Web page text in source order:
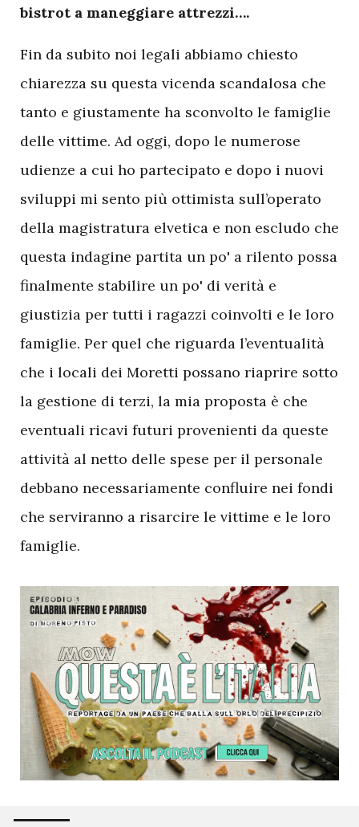
bistrot a maneggiare attrezzi….
Fin da subito noi legali abbiamo chiesto
chiarezza su questa vicenda scandalosa che
tanto e giustamente ha sconvolto le famiglie
delle vittime. Ad oggi, dopo le numerose
udienze a cui ho partecipato e dopo i nuovi
sviluppi mi sento più ottimista sull’operato
della magistratura elvetica e non escludo che
questa indagine partita un po' a rilento possa
finalmente stabilire un po' di verità e
giustizia per tutti i ragazzi coinvolti e le loro
famiglie. Per quel che riguarda l’eventualità
che i locali dei Moretti possano riaprire sotto
la gestione di terzi, la mia proposta è che
eventuali ricavi futuri provenienti da queste
attività al netto delle spese per il personale
debbano necessariamente confluire nei fondi
che serviranno a risarcire le vittime e le loro
famiglie.